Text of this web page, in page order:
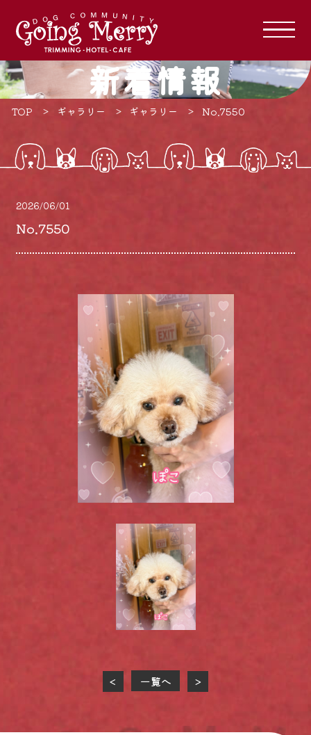
新着情報
TOP ギャラリー ギャラリー No.7550
2026/06/01
No.7550
< 一覧へ >